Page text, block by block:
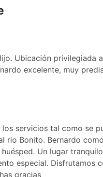
Ubicación privilegiada
excelente, muy
servicios tal como se
rio Bonito. Bernardo
Un lugar
especial. Disfrutamos
gracias